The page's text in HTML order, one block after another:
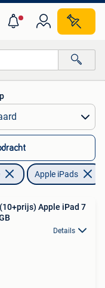
Apple iPads
Apple iPad 7
Details